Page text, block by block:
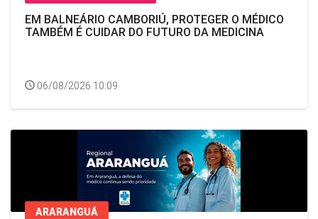
EM BALNEÁRIO CAMBORIÚ, PROTEGER O MÉDICO
TAMBÉM É CUIDAR DO FUTURO DA MEDICINA
06/08/2026 10:09
ARARANGUÁ